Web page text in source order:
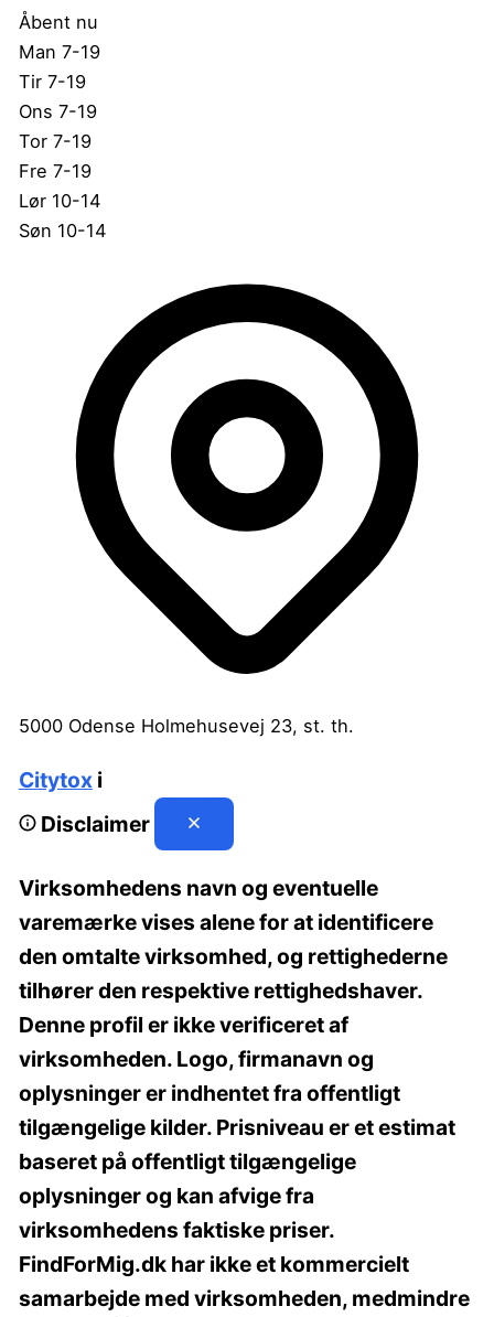
Åbent nu
Man 7-19
Tir 7-19
Ons 7-19
Tor 7-19
Fre 7-19
Lør 10-14
Søn 10-14
5000 Odense Holmehusevej 23, st. th.
Citytox i
Disclaimer
Virksomhedens navn og eventuelle
varemærke vises alene for at identificere
den omtalte virksomhed, og rettighederne
tilhører den respektive rettighedshaver.
Denne profil er ikke verificeret af
virksomheden. Logo, firmanavn og
oplysninger er indhentet fra offentligt
tilgængelige kilder. Prisniveau er et estimat
baseret på offentligt tilgængelige
oplysninger og kan afvige fra
virksomhedens faktiske priser.
FindForMig.dk har ikke et kommercielt
samarbejde med virksomheden, medmindre